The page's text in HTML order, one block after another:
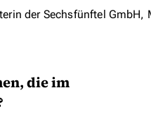
der Sechsfünftel GmbH,
die im